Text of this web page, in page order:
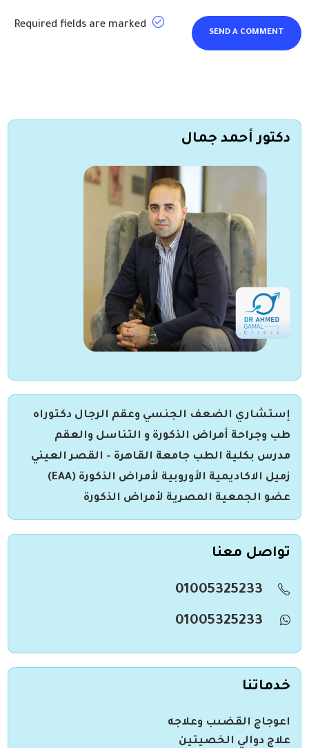
Required fields are marked
دكتور أحمد جمال
إستشاري الضعف الجنسي وعقم الرجال دكتوراه
طب وجراحة أمراض الذكورة و التناسل والعقم
مدرس بكلية الطب جامعة القاهرة - القصر العيني
زميل الاكاديمية الأوروبية لأمراض الذكورة (EAA)
عضو الجمعية المصرية لأمراض الذكورة
تواصل معنا
01005325233
01005325233
خدماتنا
اعوجاج القضىب وعلاجه
علاج دوالي الخصيتين